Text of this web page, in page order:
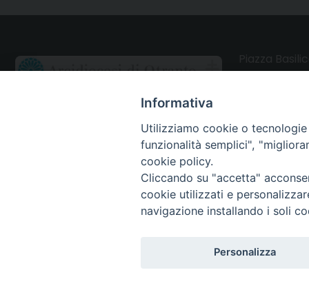
CONTATTI
Webmail Uffici
Webmail Parrocchie
Informativa
Utilizziamo cookie o
funzionalità semplici",
cookie policy.
Cliccando su "accetta"
cookie utilizzati e
navigazione installando i soli
Personalizza